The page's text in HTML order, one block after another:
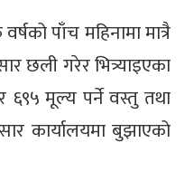
पाँच महिनामा मात्रै
छली गरेर भित्र्याइएका
मूल्य पर्ने वस्तु तथा
कार्यालयमा बुझाएको